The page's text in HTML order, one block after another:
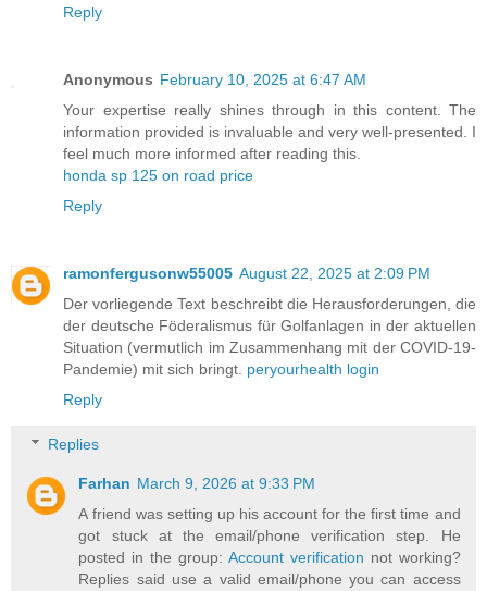
Reply
Anonymous February 10, 2025 at 6:47 AM
Your expertise really shines through in this content. The
information provided is invaluable and very well-presented. I
feel much more informed after reading this.
honda sp 125 on road price​
Reply
ramonfergusonw55005 August 22, 2025 at 2:09 PM
Der vorliegende Text beschreibt die Herausforderungen, die
der deutsche Föderalismus für Golfanlagen in der aktuellen
Situation (vermutlich im Zusammenhang mit der COVID-19-
Pandemie) mit sich bringt. peryourhealth login
Reply
Replies
Farhan March 9, 2026 at 9:33 PM
A friend was setting up his account for the first time and
got stuck at the email/phone verification step. He
posted in the group: Account verification not working?
Replies said use a valid email/phone you can access